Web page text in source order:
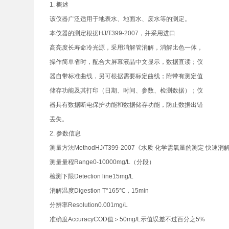
1. 概述
该仪器广泛适用于地表水、地面水、废水等的测定。
本仪器的测定根据HJ/T399-2007，并采用进口
高亮度长寿命冷光源，采用消解管消解，消解比色一体，
操作简单省时，配合大屏幕液晶中文显示，数据直读；仪
器自带标准曲线，另可根据需要标定曲线；附带有测定值
储存功能及其打印（日期、时间、参数、检测数据）；仪
器具有数据断电保护功能和数据储存功能，防止数据出错
丢失。
2. 参数信息
测量方法MethodHJ/T399-2007《水质 化学需氧量的测定 快速消
测量量程Range0-10000mg/L（分段）
检测下限Detection line15mg/L
消解温度Digestion T°165℃，15min
分辨率Resolution0.001mg/L
准确度AccuracyCOD值＞50mg/L示值误差不过百分之5%